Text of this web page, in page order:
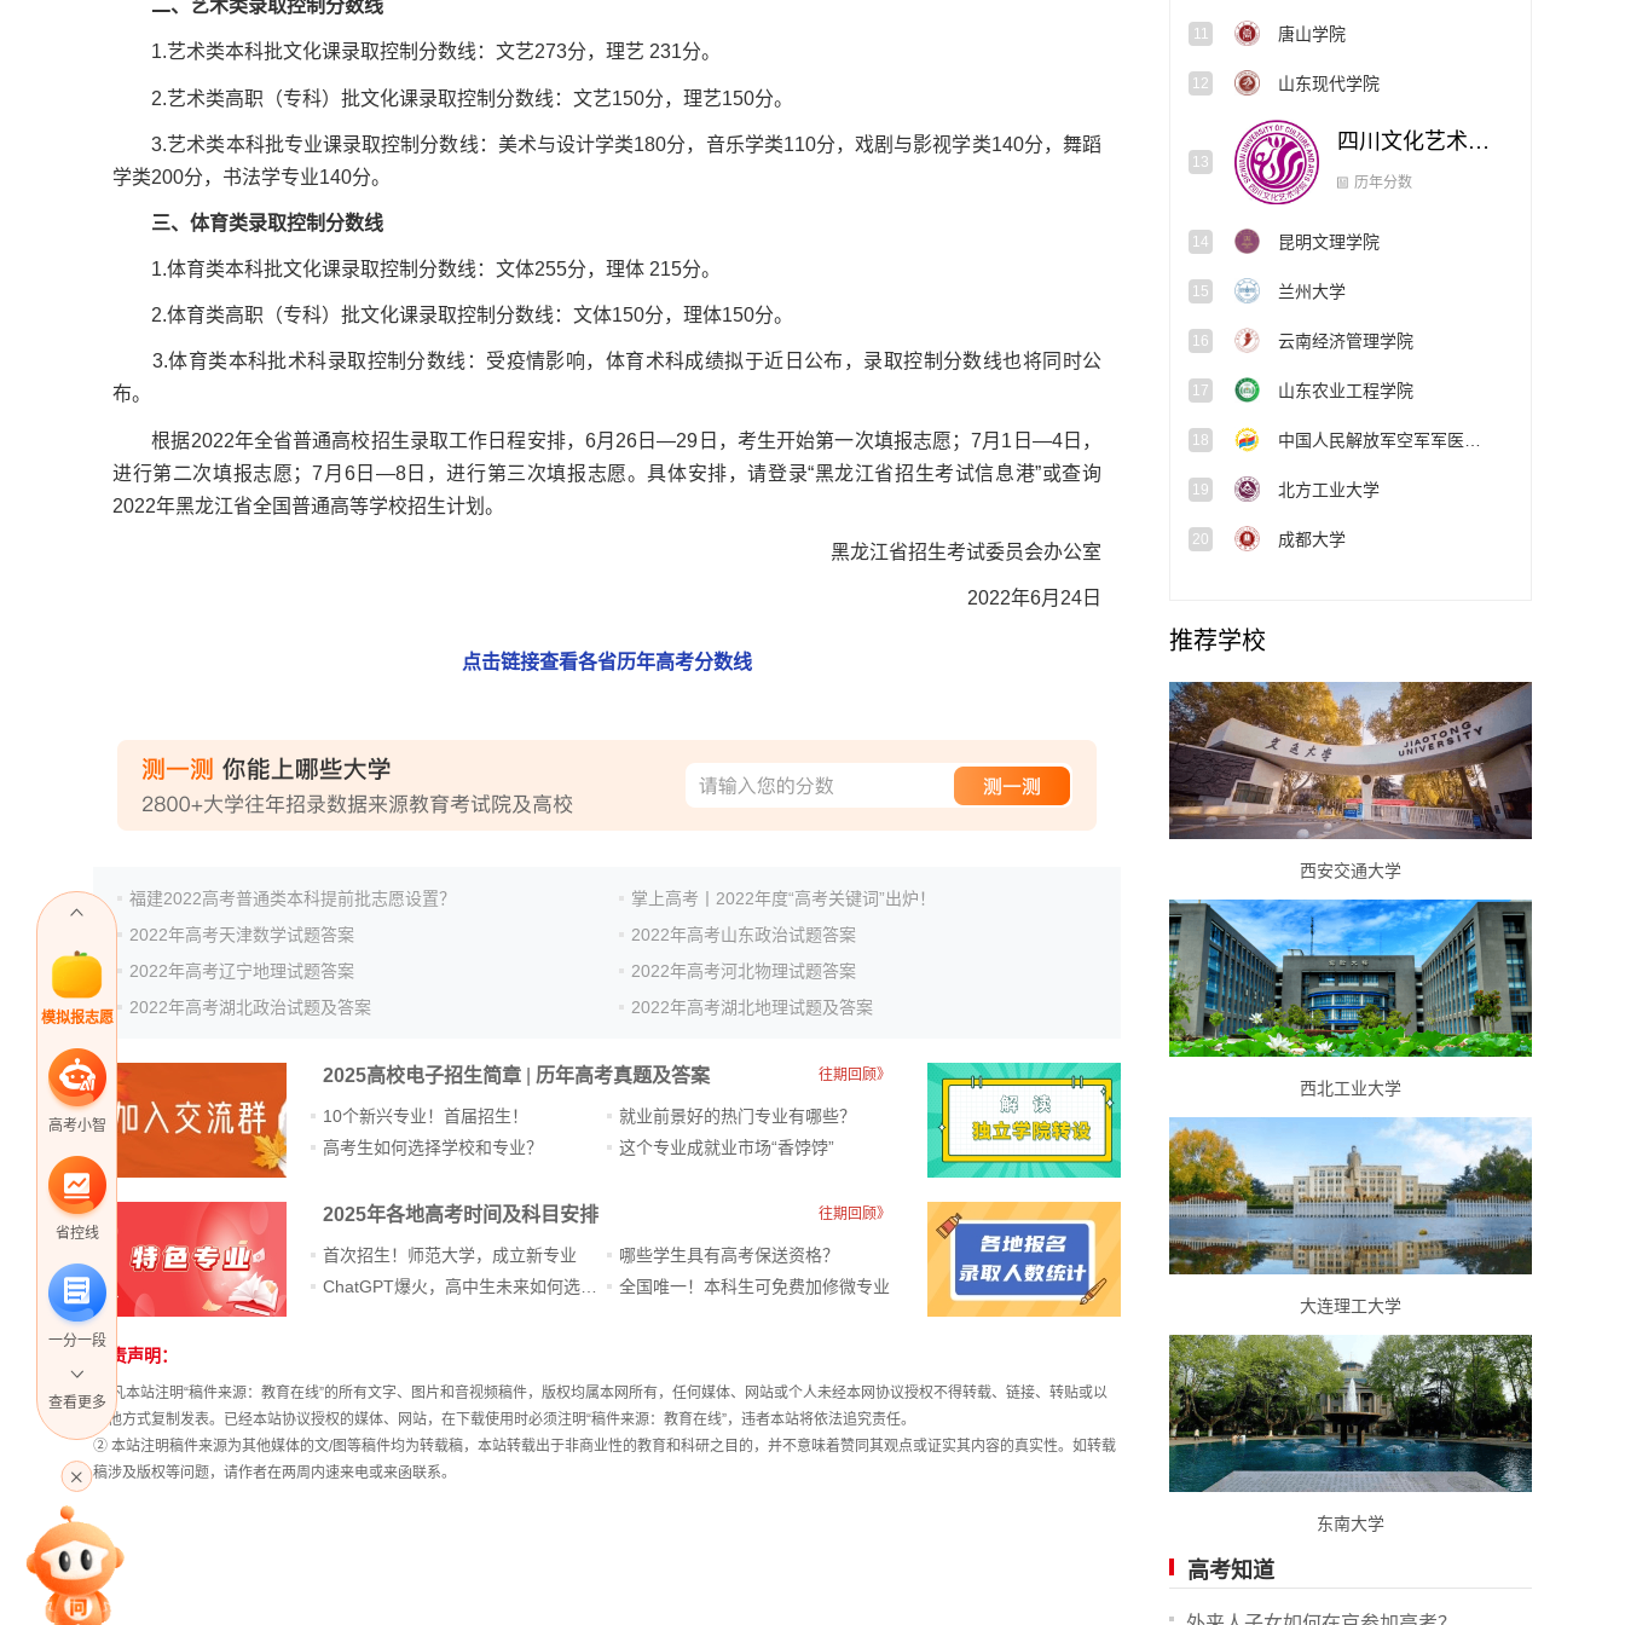
模拟报志愿
高考小智
省控线
一分一段
高考直播
专家指导课
查看更多
二、艺术类录取控制分数线
1.艺术类本科批文化课录取控制分数线：文艺273分，理艺 231分。
2.艺术类高职（专科）批文化课录取控制分数线：文艺150分，理艺150分。
3.艺术类本科批专业课录取控制分数线：美术与设计学类180分，音乐学类110分，戏剧与影视学类140分，舞蹈
学类200分，书法学专业140分。
三、体育类录取控制分数线
1.体育类本科批文化课录取控制分数线：文体255分，理体 215分。
2.体育类高职（专科）批文化课录取控制分数线：文体150分，理体150分。
3.体育类本科批术科录取控制分数线：受疫情影响，体育术科成绩拟于近日公布，录取控制分数线也将同时公
布。
根据2022年全省普通高校招生录取工作日程安排，6月26日—29日，考生开始第一次填报志愿；7月1日—4日，
进行第二次填报志愿；7月6日—8日，进行第三次填报志愿。具体安排，请登录“黑龙江省招生考试信息港”或查询
2022年黑龙江省全国普通高等学校招生计划。
黑龙江省招生考试委员会办公室
2022年6月24日
点击链接查看各省历年高考分数线
福建2022高考普通类本科提前批志愿设置？
掌上高考丨2022年度“高考关键词”出炉！
2022年高考天津数学试题答案
2022年高考山东政治试题答案
2022年高考辽宁地理试题答案
2022年高考河北物理试题答案
2022年高考湖北政治试题及答案
2022年高考湖北地理试题及答案
2025高校电子招生简章 历年高考真题及答案 往期回顾》
10个新兴专业！首届招生！
高考生如何选择学校和专业？
就业前景好的热门专业有哪些？
这个专业成就业市场“香饽饽”​
2025年各地高考时间及科目安排 往期回顾》
首次招生！师范大学，成立新专业
哪些学生具有高考保送资格？
全国唯一！本科生可免费加修微专业
统
计
免责声明：
① 凡本站注明“稿件来源：教育在线”的所有文字、图片和音视频稿件，版权均属本网所有，任何媒体、网站或个人未经本网协议授权不得转载、链接、转贴或以
其他方式复制发表。已经本站协议授权的媒体、网站，在下载使用时必须注明“稿件来源：教育在线”，违者本站将依法追究责任。
② 本站注明稿件来源为其他媒体的文/图等稿件均为转载稿，本站转载出于非商业性的教育和科研之目的，并不意味着赞同其观点或证实其内容的真实性。如转载
稿涉及版权等问题，请作者在两周内速来电或来函联系。
11 唐山学院
12 山东现代学院
13
四川文化艺术学院
历年分数
14 昆明文理学院
15 兰州大学
16 云南经济管理学院
17 山东农业工程学院
18
19 北方工业大学
20 成都大学
推荐学校
西安交通大学
西北工业大学
大连理工大学
东南大学
高考知道